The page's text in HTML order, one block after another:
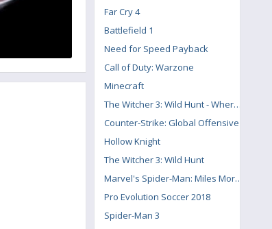
Far Cry 4
Battlefield 1
Need for Speed Payback
Call of Duty: Warzone
Minecraft
The Witcher 3: Wild Hunt - Where the Cat and Wolf Play
Counter-Strike: Global Offensive
Hollow Knight
The Witcher 3: Wild Hunt
Marvel's Spider-Man: Miles Morales
Pro Evolution Soccer 2018
Spider-Man 3